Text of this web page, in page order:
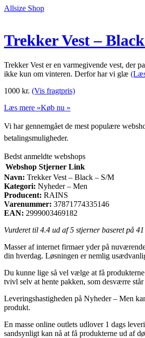
Allsize Shop
Trekker Vest –
Trekker Vest er en varmegivende vest, der
ikke kun om vinteren. Derfor har vi glæ
1000 kr. (Vis fragtpris)
Læs mere »Køb nu »
Vi har gennemgået de mest populære
betalingsmuligheder.
Bedst anmeldte webshops
Webshop Stjerner Link
Navn: Trekker Vest – Black – S/M
Kategori: Nyheder – Men
Producent: RAINS
Varenummer: 37871774335146
EAN: 2999003469182
Vurderet til 4.4 ud af 5 stjerner baseret på 41
Masser af internet firmaer yder på
din hverdag. Løsningen er nemlig
Du kunne lige så vel vælge at få
tvivl selv at hente pakken, som desværre
Leveringshastigheden på Nyheder – Men
produkt.
En masse online outlets udlover 1 dags
sandsynligt kan nå at få produkterne ud af